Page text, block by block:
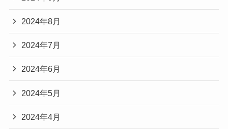
2024年8月
2024年7月
2024年6月
2024年5月
2024年4月